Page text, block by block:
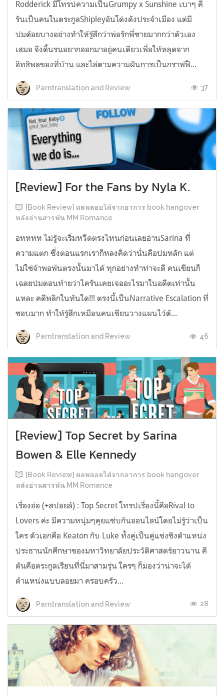
Rodderick มีโทรปความเป็นGrumpy x Sunshine เบาๆ คี
รันเป็นคนในตระกูลShipleyอันโด่งดังประจำเมือง แต่มี
ปมด้อยบางอย่างทำให้รู้สึกว่าพ่อรักพี่ชายมากกว่าตัวเอง
เสมอ จึงดิ้นรนอยากออกมาอยู่คนเดียวเพื่อให้หลุดจาก
อิทธิพลของที่บ้าน และไล่ตามความฝันการเป็นกราฟฟิ...
Parntranslation and Review 37
[Review] For the Fans by Nyla K.
[Book Review] ผลพลอยได้จากอาการ book hangover
หลังอ่านสารพัน MM Romance
อหหหห ไม่รู้จะเริ่มหวีดตรงไหนก่อนเลยอ่านSarina ที่
ความแตก ซึ่งตอนแรกเราก็หลงคิดว่านั่นคือปมหลัก แต่
ไม่ใช่จ้าพอพ้นตรงนั้นมาได้ ทุกอย่างทำท่าจะดี คนเขียนก็
เฉลยปมตอนท้ายว่าไครันเคยเจออะไรมาในอดีตเท่านั้น
แหละ คดีพลิกในทันใด!!! ตรงนี้เป็นNarrative Escalation ที่
ชอบมาก ทำให้รู้สึกเหมือนคนเขียนวางแผนไว้ตั...
Parntranslation and Review 46
[Review] Top Secret by Sarina
Bowen & Elle Kennedy
[Book Review] ผลพลอยได้จากอาการ book hangover
หลังอ่านสารพัน MM Romance
เรื่องย่อ (+สปอยล์) : Top Secret โทรปเรื่องนี้คือRival to
Lovers ค่ะ มีความหนุ่มๆคุยแซ่บกันออนไลน์โดยไม่รู้ว่าเป็น
ใคร ตัวเอกคือ Keaton กับ Luke ทั้งคู่เป็นคู่แข่งชิงตำแหน่ง
ประธานนักศึกษาของมหาวิทยาลัยประวัติศาสตร์ยาวนาน คี
ตันคือตระกูลเรียนที่นี่มาสามรุ่น ใครๆ ก็มองว่าน่าจะได้
ตำแหน่งแบบลอยมา ครอบครัว...
Parntranslation and Review 28